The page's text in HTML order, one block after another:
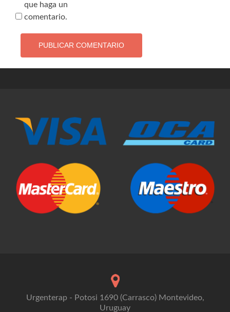
que haga un
comentario.
Urgenterap - Potosi 1690 (Carrasco) Montevideo,
Uruguay